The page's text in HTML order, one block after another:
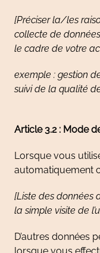
[Préciser la/les
collecte de
le cadre de votre
exemple : gestion
suivi de la qualité
Article 3.2 : Mode
Lorsque vous
automatiquement
[Liste des données
la simple visite de
D’autres données